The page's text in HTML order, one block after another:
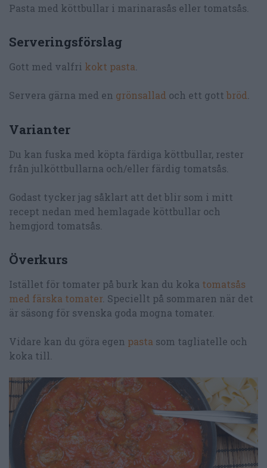
Pasta med köttbullar i marinarasås eller tomatsås.
Serveringsförslag
Gott med valfri kokt pasta.
Servera gärna med en grönsallad och ett gott bröd.
Varianter
Du kan fuska med köpta färdiga köttbullar, rester
från julköttbullarna och/eller färdig tomatsås.
Godast tycker jag såklart att det blir som i mitt
recept nedan med hemlagade köttbullar och
hemgjord tomatsås.
Överkurs
Istället för tomater på burk kan du koka tomatsås
med färska tomater. Speciellt på sommaren när det
är säsong för svenska goda mogna tomater.
Vidare kan du göra egen pasta som tagliatelle och
koka till.